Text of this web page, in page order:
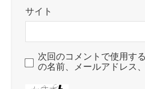
サイト
次回のコメントで使用す
の名前、メールアドレス